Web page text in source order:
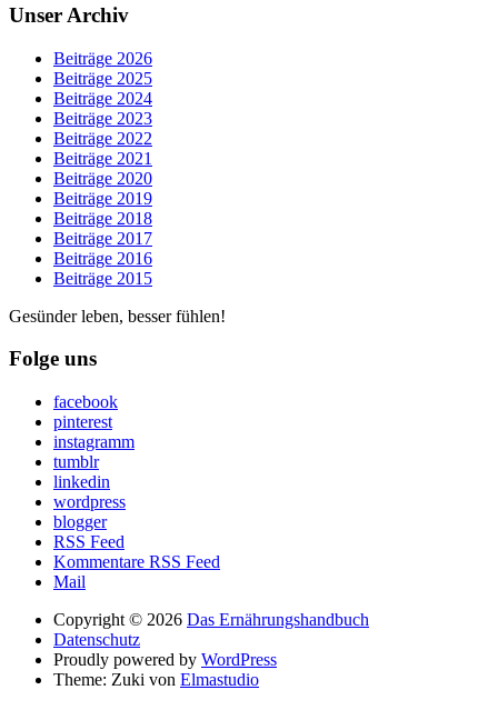
Unser Archiv
Beiträge 2026
Beiträge 2025
Beiträge 2024
Beiträge 2023
Beiträge 2022
Beiträge 2021
Beiträge 2020
Beiträge 2019
Beiträge 2018
Beiträge 2017
Beiträge 2016
Beiträge 2015
Gesünder leben, besser fühlen!
Folge uns
facebook
pinterest
instagramm
tumblr
linkedin
wordpress
blogger
RSS Feed
Kommentare RSS Feed
Mail
Copyright © 2026 Das Ernährungshandbuch
Datenschutz
Proudly powered by WordPress
Theme: Zuki von Elmastudio